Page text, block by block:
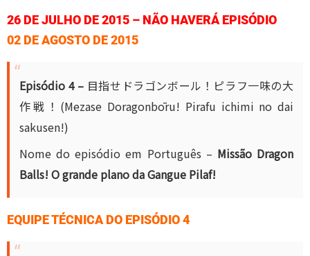
26 DE JULHO DE 2015 – NÃO HAVERÁ EPISÓDIO
02 DE AGOSTO DE 2015
Episódio 4 – 目指せドラゴンボール！ピラフ一味の大
作戦！(Mezase Doragonbōru! Pirafu ichimi no dai
sakusen!)
Nome do episódio em Português – Missão Dragon
Balls! O grande plano da Gangue Pilaf!
EQUIPE TÉCNICA DO EPISÓDIO 4